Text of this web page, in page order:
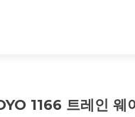
1166 트레인 웨